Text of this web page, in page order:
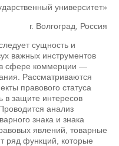
университет»
г. Волгоград, Россия
сущность и
важных инструментов
в сфере коммерции —
Рассматриваются
правового статуса
в защите интересов
анализ
знака и знака
явлений, товарные
ряд функций, которые